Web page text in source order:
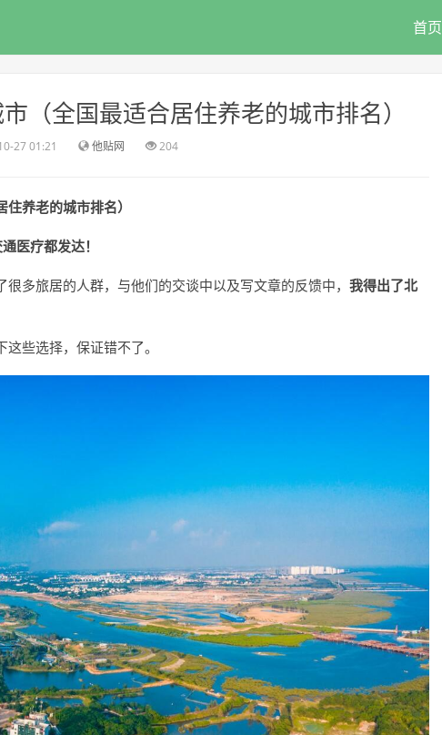
首页
（全国最适合居住养老的城市排名）
27 01:21 他贴网 204
养老的城市排名）
医疗都发达！
多旅居的人群，与他们的交谈中以及写文章的反馈中， 我得出了北
些选择，保证错不了。